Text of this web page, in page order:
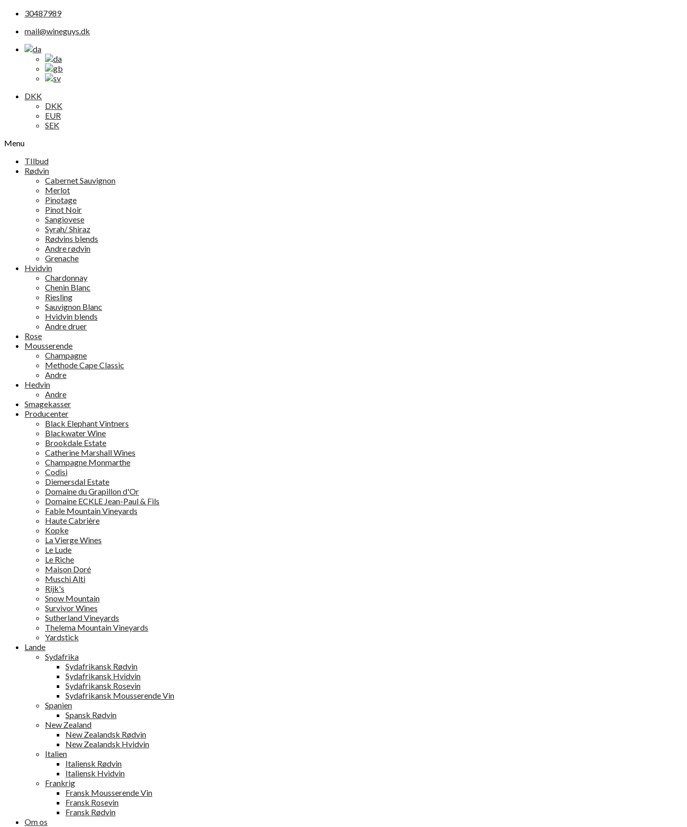
30487989
mail@wineguys.dk
DKK
DKK
EUR
SEK
Menu
TIlbud
Rødvin
Cabernet Sauvignon
Merlot
Pinotage
Pinot Noir
Sangiovese
Syrah/ Shiraz
Rødvins blends
Andre rødvin
Grenache
Hvidvin
Chardonnay
Chenin Blanc
Riesling
Sauvignon Blanc
Hvidvin blends
Andre druer
Rose
Mousserende
Champagne
Methode Cape Classic
Andre
Hedvin
Andre
Smagekasser
Producenter
Black Elephant Vintners
Blackwater Wine
Brookdale Estate
Catherine Marshall Wines
Champagne Monmarthe
Codisi
Diemersdal Estate
Domaine du Grapillon d'Or
Domaine ECKLE Jean-Paul & Fils
Fable Mountain Vineyards
Haute Cabrière
Kopke
La Vierge Wines
Le Lude
Le Riche
Maison Doré
Muschi Alti
Rijk's
Snow Mountain
Survivor Wines
Sutherland Vineyards
Thelema Mountain Vineyards
Yardstick
Lande
Sydafrika
Sydafrikansk Rødvin
Sydafrikansk Hvidvin
Sydafrikansk Rosevin
Sydafrikansk Mousserende Vin
Spanien
Spansk Rødvin
New Zealand
New Zealandsk Rødvin
New Zealandsk Hvidvin
Italien
Italiensk Rødvin
Italiensk Hvidvin
Frankrig
Fransk Mousserende Vin
Fransk Rosevin
Fransk Rødvin
Om os